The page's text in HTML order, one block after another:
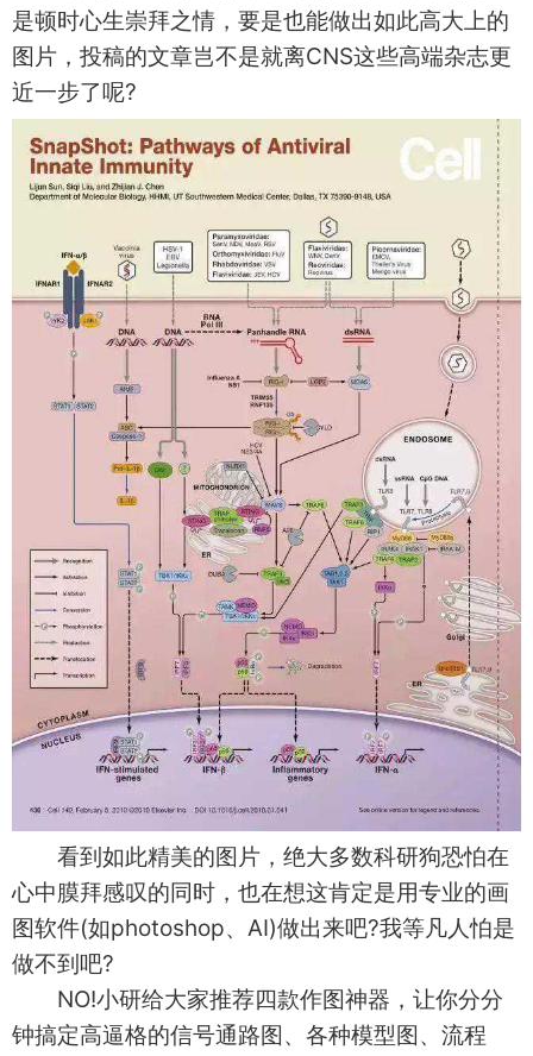
是顿时心生崇拜之情，要是也能做出如此高大上的
图片，投稿的文章岂不是就离CNS这些高端杂志更
近一步了呢?
看到如此精美的图片，绝大多数科研狗恐怕在
心中膜拜感叹的同时，也在想这肯定是用专业的画
图软件(如photoshop、AI)做出来吧?我等凡人怕是
做不到吧?
NO!小研给大家推荐四款作图神器，让你分分
钟搞定高逼格的信号通路图、各种模型图、流程